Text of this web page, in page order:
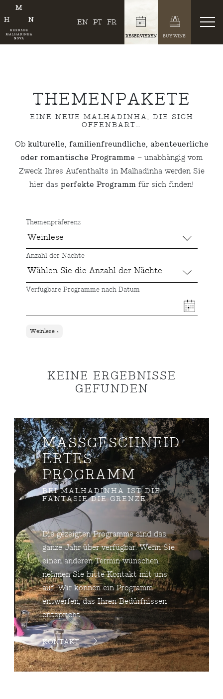
EN PT FR
RESERVIEREN BUY WINE
THEMENPAKETE
EINE NEUE MALHADINHA, DIE SICH
OFFENBART…
Ob kulturelle, familienfreundliche, abenteuerliche
oder romantische Programme – unabhängig vom
Zweck Ihres Aufenthalts in Malhadinha werden Sie
hier das perfekte Programm für sich finden!
Themenpräferenz
Anzahl der Nächte
Verfügbare Programme nach Datum
Weinlese ×
KEINE ERGEBNISSE
GEFUNDEN
MASSGESCHNEIDE
RTES P
ROGRAMM
BEI MALHADINHA IST DIE
FANTASIE DIE GRENZE
Die gezeigten Programme sind das
ganze Jahr über verfügbar. Wenn Sie
einen anderen Termin wünschen,
nehmen Sie bitte Kontakt mit uns
auf. Wir können ein Programm
entwerfen, das Ihren Bedürfnissen
entspricht.
KONTAKT